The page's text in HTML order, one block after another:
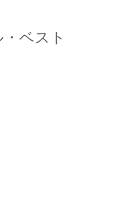
ベスト